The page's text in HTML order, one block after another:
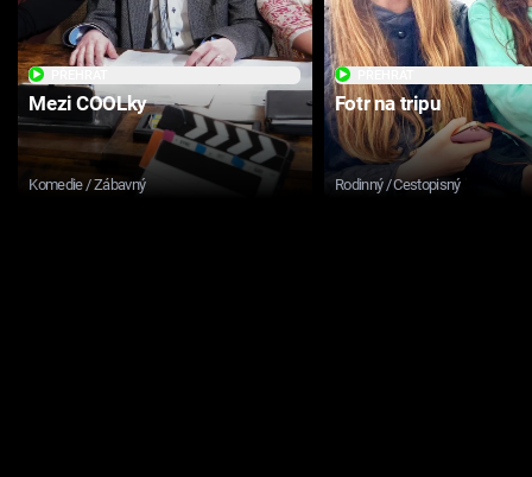
Mezi COOLky
Komedie / Zábavný
Fotr na tripu
Rodinný / Cestopisný